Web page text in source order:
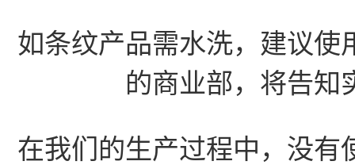
如条纹产品需水洗，建议使
的商业部，将告知
在我们的生产过程中，没有